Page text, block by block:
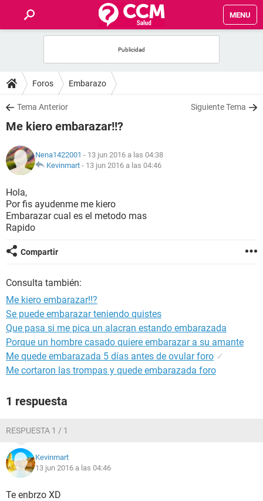
MENU
FOROS
SALUD
NUTRICIÓN
BIENESTAR
SEXUALIDAD
GLOSARIO
Foros Embarazo
Tema Anterior Siguiente Tema
Me kiero embarazar!!?
Nena1422001 - 13 jun 2016 a las 04:38
Kevinmart - 13 jun 2016 a las 04:46
Hola,
Por fis ayudenme me kiero
Embarazar cual es el metodo mas
Rapido
Compartir
Consulta también:
Me kiero embarazar!!?
Se puede embarazar teniendo quistes
Que pasa si me pica un alacran estando embarazada
Porque un hombre casado quiere embarazar a su amante
Me quede embarazada 5 días antes de ovular foro ✓
Me cortaron las trompas y quede embarazada foro
1 respuesta
RESPUESTA 1 / 1
Kevinmart
13 jun 2016 a las 04:46
Te enbrzo XD